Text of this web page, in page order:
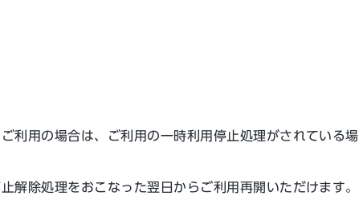
利用の場合は、ご利用の一時利用停止処理がされている場
解除処理をおこなった翌日からご利用再開いただけます。